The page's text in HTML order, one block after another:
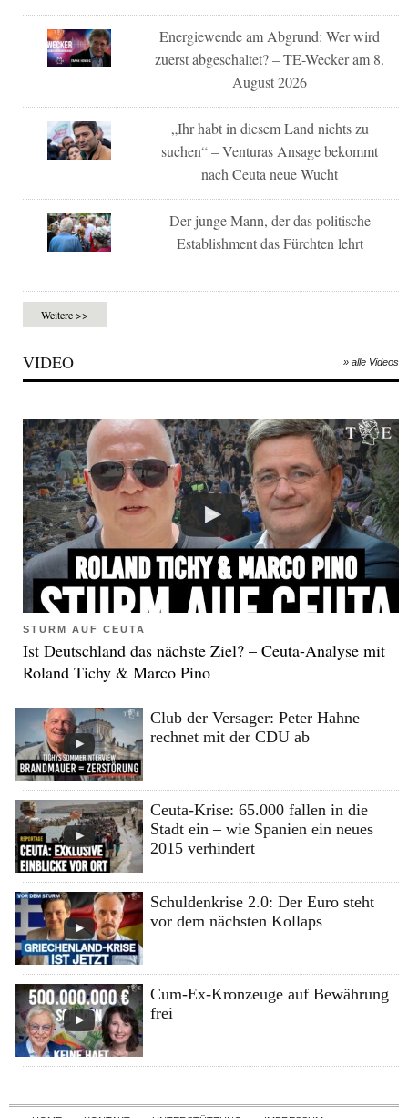
Energiewende am Abgrund: Wer wird
zuerst abgeschaltet? – TE-Wecker am 8.
August 2026
„Ihr habt in diesem Land nichts zu
suchen“ – Venturas Ansage bekommt
nach Ceuta neue Wucht
Der junge Mann, der das politische
Establishment das Fürchten lehrt
Weitere >>
VIDEO » alle Videos
STURM AUF CEUTA
Ist Deutschland das nächste Ziel? – Ceuta-Analyse mit
Roland Tichy & Marco Pino
Club der Versager: Peter Hahne
rechnet mit der CDU ab
Ceuta-Krise: 65.000 fallen in die
Stadt ein – wie Spanien ein neues
2015 verhindert
Schuldenkrise 2.0: Der Euro steht
vor dem nächsten Kollaps
Cum-Ex-Kronzeuge auf Bewährung
frei